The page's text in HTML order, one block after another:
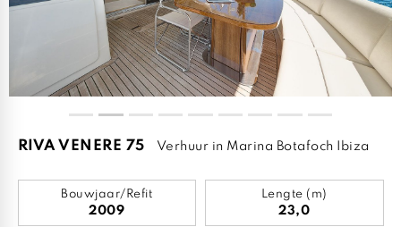
RIVA VENERE 75 Verhuur in Marina Botafoch Ibiza
Bouwjaar/Refit
2009
Lengte (m)
23,0